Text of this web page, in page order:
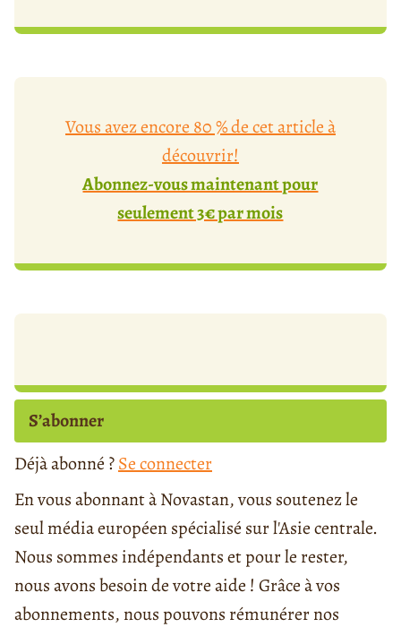
Vous avez encore 80 % de cet article à
découvrir!
Abonnez-vous maintenant pour
seulement 3€ par mois
S’abonner
Déjà abonné ?Se connecter
En vous abonnant à Novastan, vous soutenez le
seul média européen spécialisé sur l'Asie centrale.
Nous sommes indépendants et pour le rester,
nous avons besoin de votre aide ! Grâce à vos
abonnements, nous pouvons rémunérer nos